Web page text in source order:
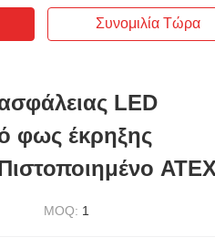
Συνομιλία Τώρα
LED
φως έκρηξης
ATEX
MOQ: 1